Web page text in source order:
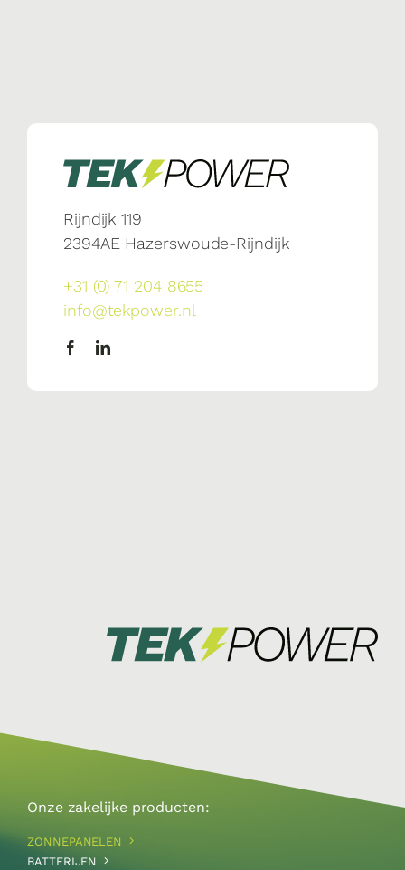
Rijndijk 119
2394AE Hazerswoude-Rijndijk
+31 (0) 71 204 8655
info@tekpower.nl
Onze zakelijke producten:
ZONNEPANELEN
BATTERIJEN